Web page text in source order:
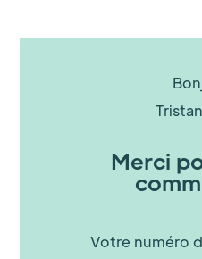
Merci
Votre numéro